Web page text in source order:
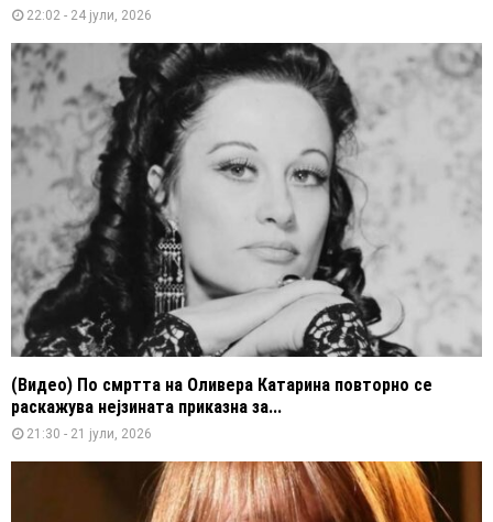
22:02 - 24 јули, 2026
(Видео) По смртта на Оливера Катарина повторно се
раскажува нејзината приказна за...
21:30 - 21 јули, 2026